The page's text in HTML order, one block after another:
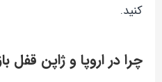
کنید.
چرا در اروپا و ژاپن قفل